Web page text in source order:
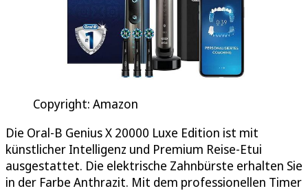
Copyright: Amazon
Die Oral-B Genius X 20000 Luxe Edition ist mit
künstlicher Intelligenz und Premium Reise-Etui
ausgestattet. Die elektrische Zahnbürste erhalten Sie
in der Farbe Anthrazit. Mit dem professionellen Timer